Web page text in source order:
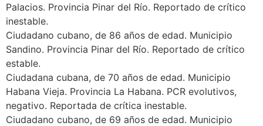
Palacios. Provincia Pinar del Río. Reportado de crítico
inestable.
Ciudadano cubano, de 86 años de edad. Municipio
Sandino. Provincia Pinar del Río. Reportado de crítico
estable.
Ciudadana cubana, de 70 años de edad. Municipio
Habana Vieja. Provincia La Habana. PCR evolutivos,
negativo. Reportada de crítica inestable.
Ciudadano cubano, de 69 años de edad. Municipio